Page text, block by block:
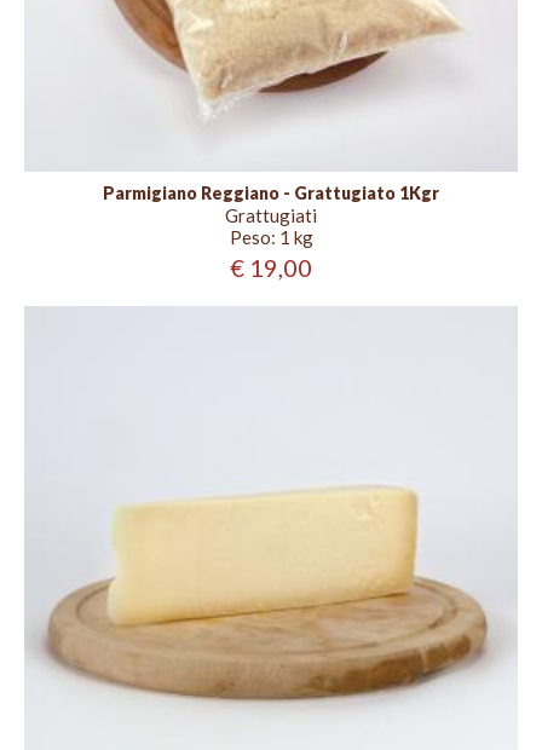
Parmigiano Reggiano - Grattugiato 1Kgr
Grattugiati
Peso: 1 kg
€ 19,00